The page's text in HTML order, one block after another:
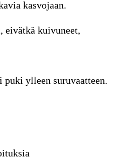
kasvojaan.
eivätkä kuivuneet,
puki ylleen suruvaatteen.